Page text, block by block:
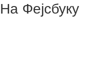
На Фејсбуку